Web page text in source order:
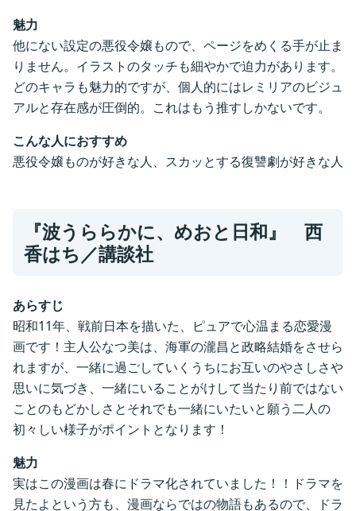
魅力
他にない設定の悪役令嬢もので、ページをめくる手が止ま
りません。イラストのタッチも細やかで迫力があります。
どのキャラも魅力的ですが、個人的にはレミリアのビジュ
アルと存在感が圧倒的。これはもう推すしかないです。
こんな人におすすめ
悪役令嬢ものが好きな人、スカッとする復讐劇が好きな人
『波うららかに、めおと日和』 西
香はち／講談社
あらすじ
昭和11年、戦前日本を描いた、ピュアで心温まる恋愛漫
画です！主人公なつ美は、海軍の瀧昌と政略結婚をさせら
れますが、一緒に過ごしていくうちにお互いのやさしさや
思いに気づき、一緒にいることがけして当たり前ではない
ことのもどかしさとそれでも一緒にいたいと願う二人の
初々しい様子がポイントとなります！
魅力
実はこの漫画は春にドラマ化されていました！！ドラマを
見たよという方も、漫画ならではの物語もあるので、ドラ